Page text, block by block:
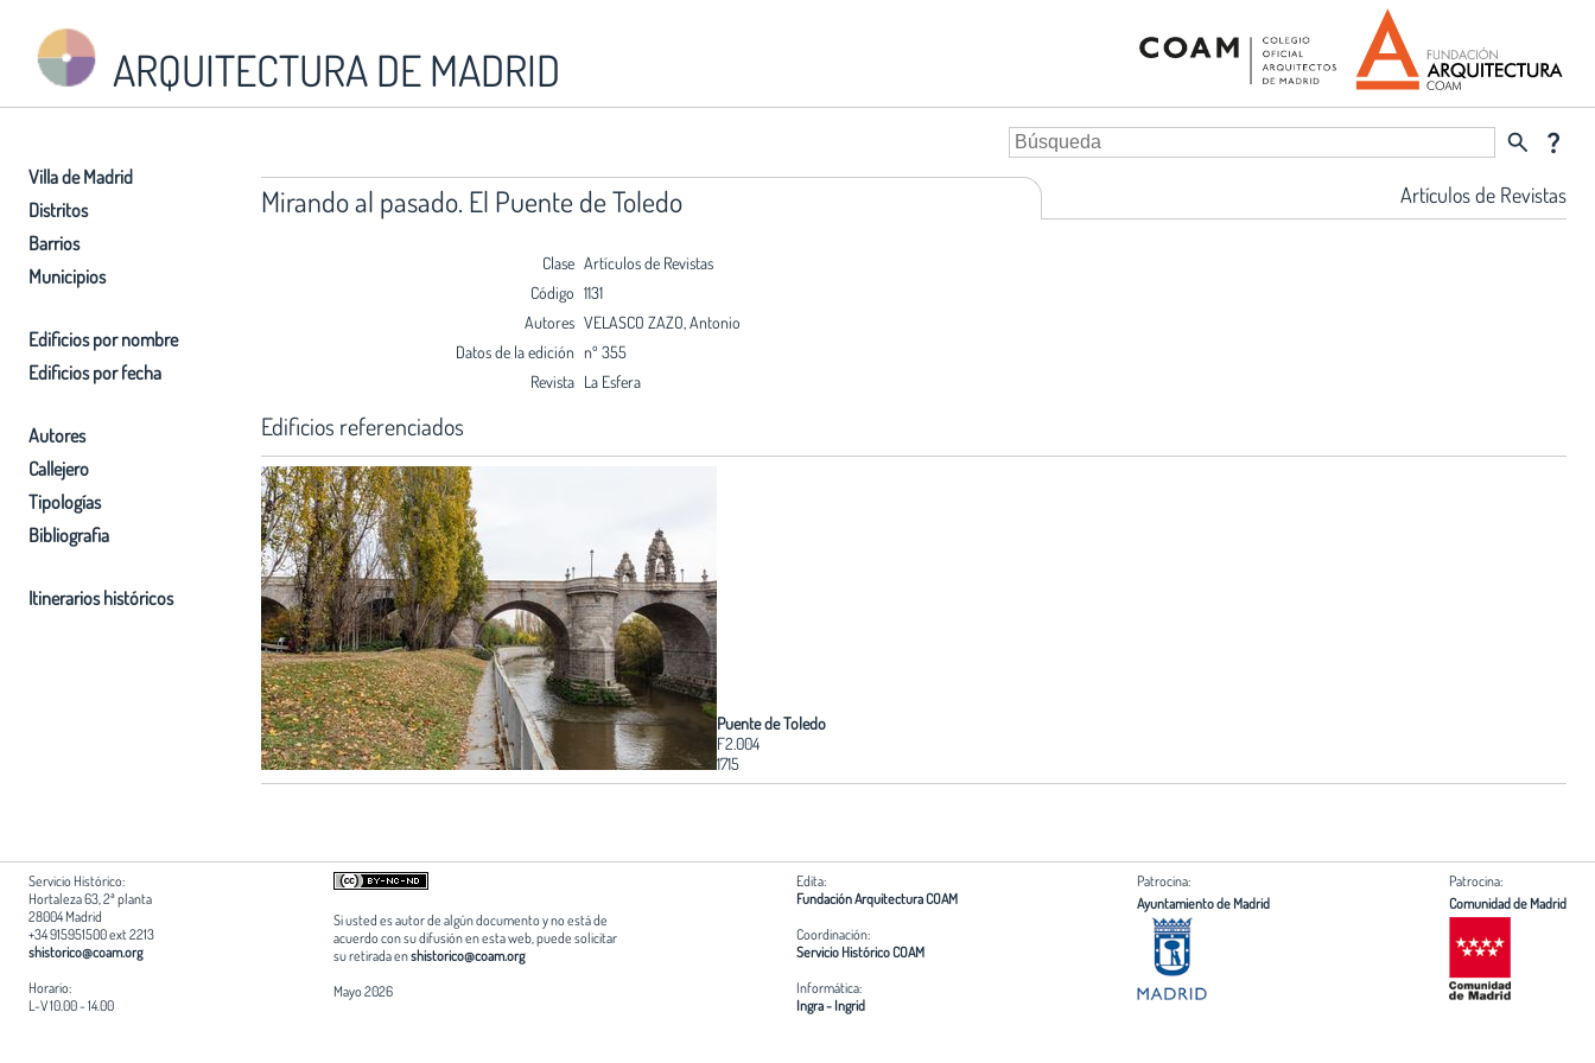
ARQUITECTURA DE MADRID
Villa de Madrid
Distritos
Barrios
Municipios
Edificios por nombre
Edificios por fecha
Autores
Callejero
Tipologías
Bibliografia
Itinerarios históricos
search question_mark
Mirando al pasado. El Puente de Toledo Artículos de Revistas
Clase Artículos de Revistas
Código 1131
Autores VELASCO ZAZO, Antonio
Datos de la edición nº 355
Revista La Esfera
Edificios referenciados
Puente de Toledo
F2.004
1715
Servicio Histórico:
Hortaleza 63, 2ª planta
28004 Madrid
+34 915951500 ext 2213
shistorico@coam.org
Horario:
L-V 10.00 - 14.00
Si usted es autor de algún documento y no está de
acuerdo con su difusión en esta web, puede solicitar
su retirada enshistorico@coam.org
Mayo 2026
Edita:
Fundación Arquitectura COAM
Coordinación:
Servicio Histórico COAM
Informática:
Ingra - Ingrid
Patrocina:
Ayuntamiento de Madrid
Patrocina:
Comunidad de Madrid